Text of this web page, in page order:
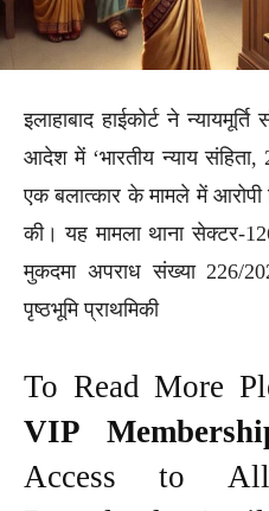
इलाहाबाद हाईकोर्ट ने
आदेश में ‘भारतीय न्याय
एक बलात्कार के मामले में
की। यह मामला थाना सेक्टर-
मुकदमा अपराध संख्या 226/
पृष्ठभूमि प्राथमिकी
To Read More
VIP
Access to